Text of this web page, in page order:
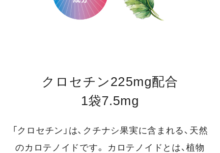
クロセチン225mg配合
1袋7.5mg
「クロセチン」は、クチナシ果実に含まれる、天然
のカロテノイドです。
カロテノイドとは、植物